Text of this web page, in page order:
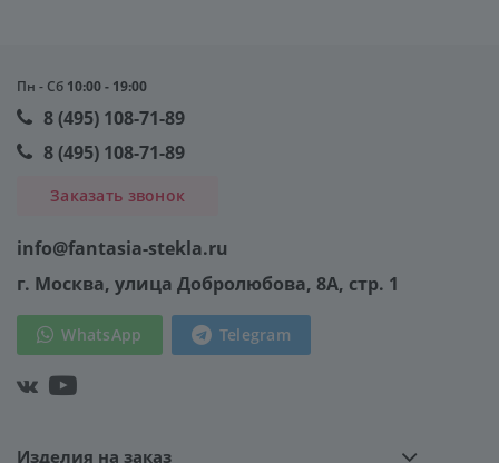
Пн - Сб 10:00 - 19:00
8 (495) 108-71-89
8 (495) 108-71-89
Заказать звонок
info@fantasia-stekla.ru
г. Москва, улица Добролюбова, 8А, стр. 1
WhatsApp Telegram
Изделия на заказ